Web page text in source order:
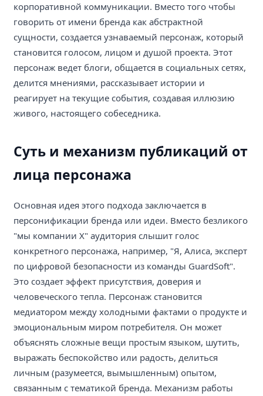
корпоративной коммуникации. Вместо того чтобы
говорить от имени бренда как абстрактной
сущности, создается узнаваемый персонаж, который
становится голосом, лицом и душой проекта. Этот
персонаж ведет блоги, общается в социальных сетях,
делится мнениями, рассказывает истории и
реагирует на текущие события, создавая иллюзию
живого, настоящего собеседника.
Суть и механизм публикаций от
лица персонажа
Основная идея этого подхода заключается в
персонификации бренда или идеи. Вместо безликого
"мы компании X" аудитория слышит голос
конкретного персонажа, например, "Я, Алиса, эксперт
по цифровой безопасности из команды GuardSoft".
Это создает эффект присутствия, доверия и
человеческого тепла. Персонаж становится
медиатором между холодными фактами о продукте и
эмоциональным миром потребителя. Он может
объяснять сложные вещи простым языком, шутить,
выражать беспокойство или радость, делиться
личным (разумеется, вымышленным) опытом,
связанным с тематикой бренда. Механизм работы